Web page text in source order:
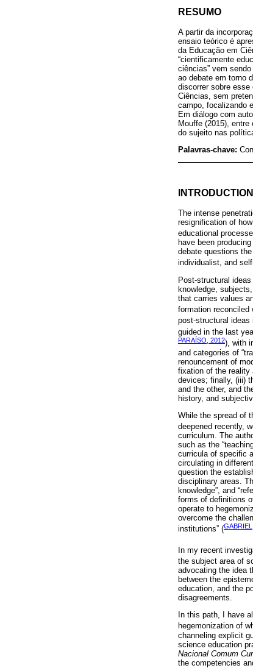
RESUMO
A partir da
ensaio teórico é
da Educação em
“cientificamente
ciências” vem
ao debate em torno
discorrer sobre
Ciências, sem
campo, focalizando
Em diálogo com
Mouffe (2015),
do sujeito nas
Palavras-chave:
INTRODUCTION
The intense
resignification of
educational
have been
debate questions
individualist, and
Post-structural
knowledge,
that carries values
formation reconciled
post-structural
guided in the last
PARAÍSO, 2012), with
and categories of
renouncement of
fixation of the reality
devices; finally, (iii)
and the other, and
history, and
While the spread of
deepened recently,
curriculum. The
such as the
curricula of specific
circulating in
question the
disciplinary areas.
knowledge”, and
forms of definitions
operate to
overcome the
institutions” (
In my recent
the subject area of
advocating the idea
between the
education, and the
disagreements.
In this path, I have
hegemonization of
channeling explicit
science education
Nacional Comum
the competencies